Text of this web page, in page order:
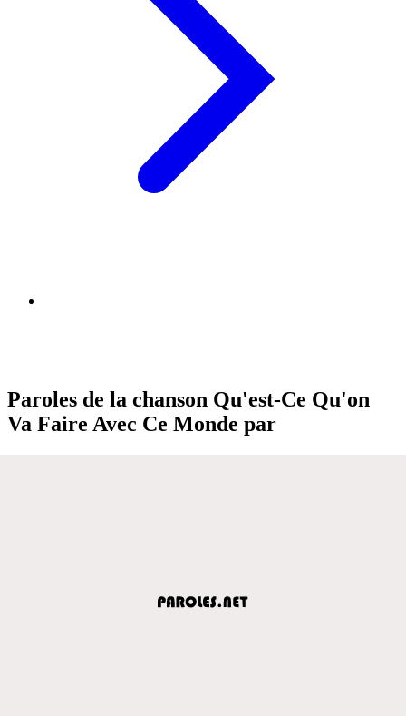
Paroles de la chanson Qu'est-Ce Qu'on
Va Faire Avec Ce Monde par